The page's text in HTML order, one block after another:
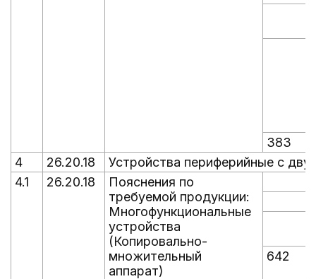
383
4
26.20.18
Устройства периферийные с
4.1
26.20.18
Пояснения по
требуемой продукции:
Многофункциональные
устройства
(Копировально-
множительный
аппарат)
642